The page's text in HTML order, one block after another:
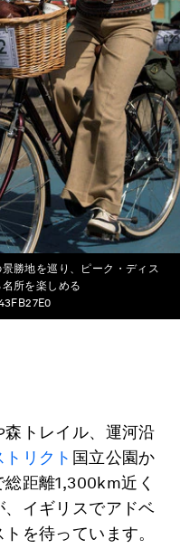
勝地を巡り、ピーク・ディス
所を楽しめる
トレイル、運河沿
リクト 国立公園か
距離1,300km近く
イギリスでアドベ
を待っています。